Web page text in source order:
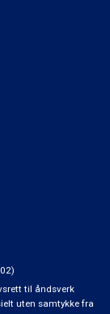
til åndsverk
uten samtykke fra